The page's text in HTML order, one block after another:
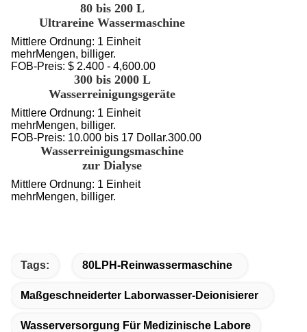
80 bis 200 L
Ultrareine Wassermaschine
Mittlere Ordnung: 1 Einheit
mehrMengen, billiger.
FOB-Preis: $ 2.400 - 4,600.00
300 bis 2000 L
Wasserreinigungsgeräte
Mittlere Ordnung: 1 Einheit
mehrMengen, billiger.
FOB-Preis: 10.000 bis 17 Dollar.300.00
Wasserreinigungsmaschine
zur Dialyse
Mittlere Ordnung: 1 Einheit
mehrMengen, billiger.
Tags: 80LPH-Reinwassermaschine
Maßgeschneiderter Laborwasser-Deionisierer
Wasserversorgung Für Medizinische Labore